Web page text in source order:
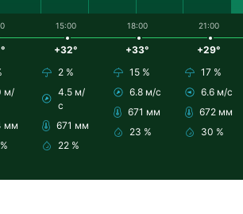
м/
мм
15:00
+32°
2 %
4.5 м/
с
671 мм
22 %
18:00
+33°
15 %
6.8 м/с
671 мм
23 %
21:00
+29°
17 %
6.6 м/с
672 мм
30 %